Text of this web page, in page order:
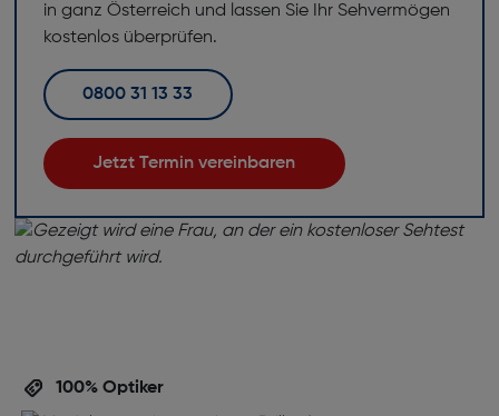
in ganz Österreich und lassen Sie Ihr Sehvermögen
kostenlos überprüfen.
0800 31 13 33
Jetzt Termin vereinbaren
100% Optiker